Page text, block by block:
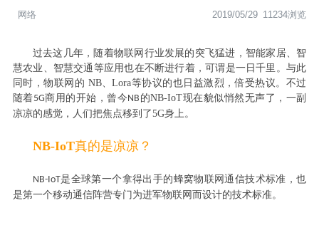
网络 11234浏览
2019/05/29
过去这几年，随着物联网行业发展的突飞猛进，智能家居、智
慧农业、智慧交通等应用也在不断进行着，可谓是一日千里。与此
同时，物联网的 NB、Lora等协议的也日益激烈，倍受热议。不过
随着5G商用的开始，曾今NB 的NB-IoT现在貌似悄然无声了，一副
凉凉的感觉，人们把焦点移到了5G身上。
NB-IoT真的是凉凉？
NB-IoT是全球第一个拿得出手的蜂窝物联网通信技术标准，也
是第一个移动通信阵营专门为进军物联网而设计的技术标准。